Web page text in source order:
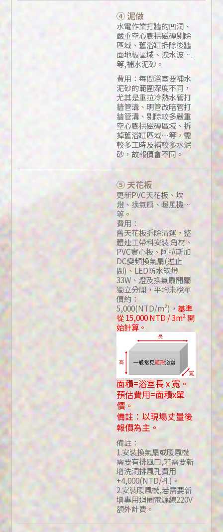
④ 泥做
水電作業打牆的凹洞、
嚴重空心膨拱磁磚剔除
區域、舊浴缸拆除後牆
面地板區域、洩水波….
等,補水泥砂。
費用：每間浴室要補水
泥砂的範圍深度不同，
尤其是重拉冷熱水管打
牆管溝、明管改暗管打
牆管溝、剔除較多嚴重
空心膨拱磁磚區域、拆
掉舊浴缸區域…等，需
較多工時及補較多水泥
砂，故報價會不同。
⑤ 天花板
更新PVC天花板、坎
燈、換氣扇、暖風機…
等。
費用：
舊天花板拆除清運，整
體連工帶料安裝 角材、
PVC實心板、阿拉斯加
DC變頻換氣扇(逆止
閥)、LED防水崁燈
33W、燈及換氣扇開關
獨立分開，平均未稅單
價約：
5,000(NTD/m²)， 基準
從 15,000 NTD / 3m² 開
始計算。
面積=浴室長 x 寬。
預估費用=面積x單
價。
備註：以現場丈量後
報價為主。
備註：
1.安裝換氣扇或暖風機
需要有排風口,若需要新
增洗洞排風孔費用
+4,000(NTD/孔)。
2.安裝暖風機,若需要新
增專用迴圈電源線220V
額外計費。